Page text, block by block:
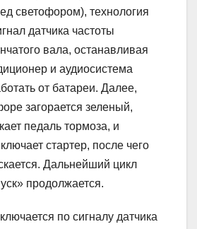
светофором), технология
датчика частоты
вала, останавливая
и аудиосистема
от батареи. Далее,
загорается зеленый,
педаль тормоза, и
стартер, после чего
Дальнейший цикл
продолжается.
по сигналу датчика